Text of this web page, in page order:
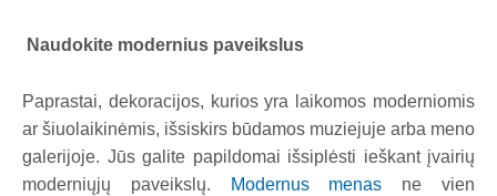
Naudokite modernius paveikslus
Paprastai, dekoracijos, kurios yra laikomos moderniomis
ar šiuolaikinėmis, išsiskirs būdamos muziejuje arba meno
galerijoje. Jūs galite papildomai išsiplėsti ieškant įvairių
moderniųjų paveikslų.
Modernus menas ne vien